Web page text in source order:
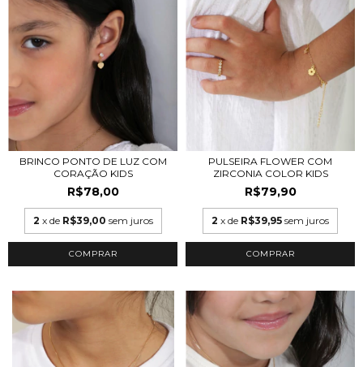
BRINCO PONTO DE LUZ COM
CORAÇÃO KIDS
R$78,00
2 x de R$39,00 sem juros
PULSEIRA FLOWER COM
ZIRCONIA COLOR KIDS
R$79,90
2 x de R$39,95 sem juros